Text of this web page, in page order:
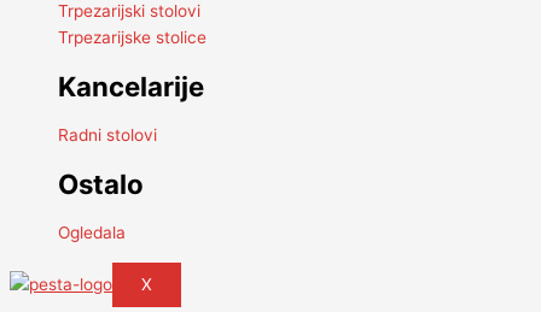
Trpezarijski stolovi
Trpezarijske stolice
Kancelarije
Radni stolovi
Ostalo
Ogledala
X